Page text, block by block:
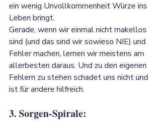
ein wenig Unvollkommenheit Würze ins
Leben bringt.
Gerade, wenn wir einmal nicht makellos
sind (und das sind wir sowieso NIE) und
Fehler machen, lernen wir meistens am
allerbesten daraus. Und zu den eigenen
Fehlern zu stehen schadet uns nicht und
ist für andere hilfreich.
3. Sorgen-Spirale: